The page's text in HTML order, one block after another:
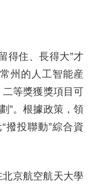
住、長得大”才
州的人工智能産
二等獎獲獎項目可
”。根據政策，領
撥投聯動”綜合資
京航空航天大學